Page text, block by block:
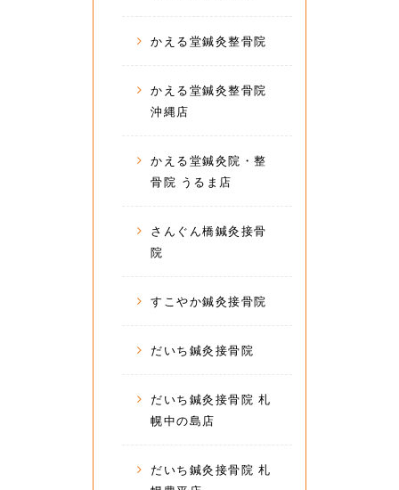
かえる堂鍼灸整骨院
かえる堂鍼灸整骨院
沖縄店
かえる堂鍼灸院・整
骨院 うるま店
さんぐん橋鍼灸接骨
院
すこやか鍼灸接骨院
だいち鍼灸接骨院
だいち鍼灸接骨院 札
幌中の島店
だいち鍼灸接骨院 札